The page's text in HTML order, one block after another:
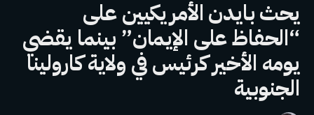
يحث بايدن الأمريكيين على
“الحفاظ على الإيمان” بينما يقضي
يومه الأخير كرئيس في ولاية كارولينا
الجنوبية